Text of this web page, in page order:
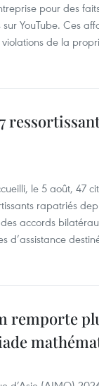
pour des
YouTube. Ces
de la
le 5 août, 47
rapatriés
accords
d’assistance
remporte